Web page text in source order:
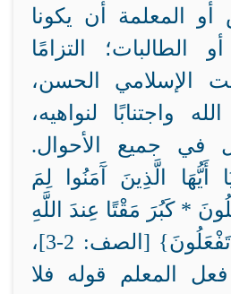
المعلمة أن يكونا
الطالبات؛ التزامًا
الإسلامي الحسن،
واجتنابًا لنواهيه،
في جميع الأحوال.
أَيُّهَا الَّذِينَ آَمَنُوا لِمَ
* كَبُرَ مَقْتًا عِندَ اللَّهِ
أَن تَقُولُوا مَا لا تَفْعَلُونَ} [الصف: 2-3]،
المعلم قوله فلا